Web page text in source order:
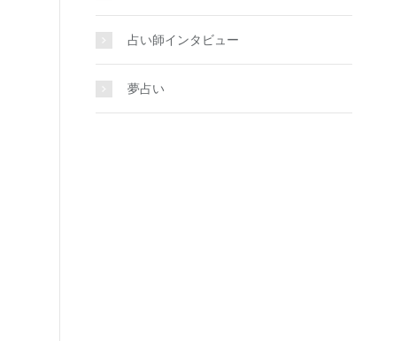
占い師インタビュー
夢占い